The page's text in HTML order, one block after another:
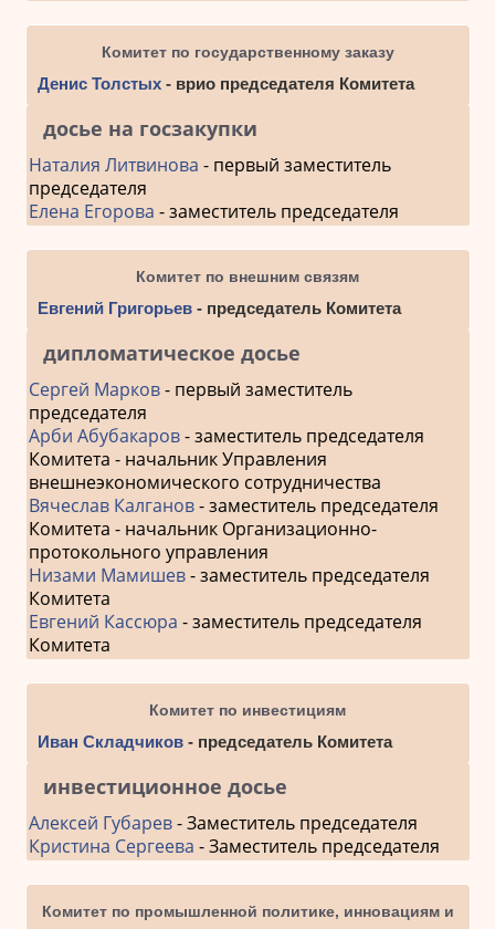
Комитет по государственному заказу
Денис Толстых- врио председателя Комитета
досье на госзакупки
Наталия Литвинова - первый заместитель
председателя
Елена Егорова - заместитель председателя
Комитет по внешним связям
Евгений Григорьев- председатель Комитета
дипломатическое досье
Сергей Марков- первый заместитель
председателя
Арби Абубакаров- заместитель председателя
Комитета - начальник Управления
внешнеэкономического сотрудничества
Вячеслав Калганов- заместитель председателя
Комитета - начальник Организационно-
протокольного управления
Низами Мамишев- заместитель председателя
Комитета
Евгений Кассюра - заместитель председателя
Комитета
Комитет по инвестициям
Иван Складчиков- председатель Комитета
инвестиционное досье
Алексей Губарев- Заместитель председателя
Кристина Сергеева - Заместитель председателя
Комитет по промышленной политике, инновациям и